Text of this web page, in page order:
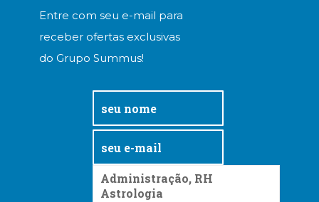
Entre com seu e-mail para
receber ofertas exclusivas
do Grupo Summus!